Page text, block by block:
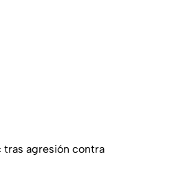
tras agresión contra